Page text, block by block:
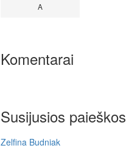
A
Komentarai
Susijusios paieškos
Zelfina Budniak